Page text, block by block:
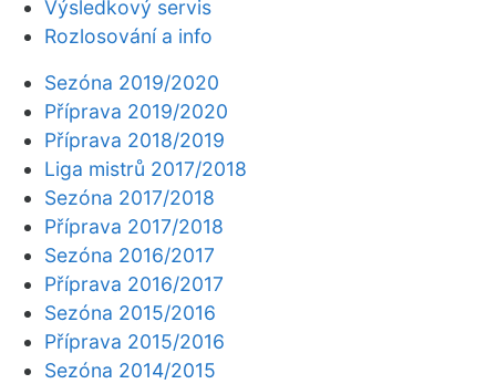
Výsledkový servis
Rozlosování a info
Sezóna 2019/2020
Příprava 2019/2020
Příprava 2018/2019
Liga mistrů 2017/2018
Sezóna 2017/2018
Příprava 2017/2018
Sezóna 2016/2017
Příprava 2016/2017
Sezóna 2015/2016
Příprava 2015/2016
Sezóna 2014/2015